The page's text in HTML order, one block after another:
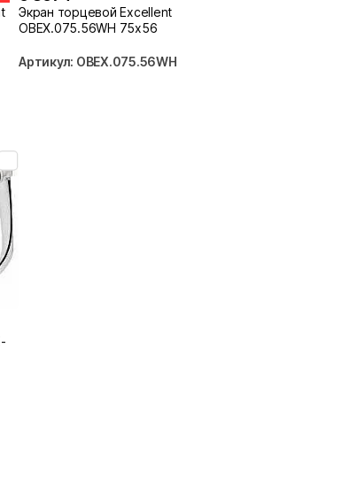
Экран торцевой Excellent
OBEX.075.56WH 75х56
Артикул: OBEX.075.56WH